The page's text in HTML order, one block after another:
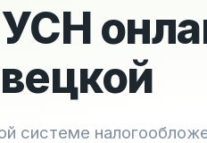
системе